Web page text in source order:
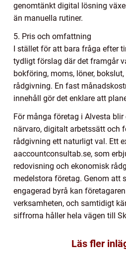
genomtänkt digital lösning
än manuella rutiner.
5. Pris och omfattning
I stället för att bara fråga efter
tydligt förslag där det framgår
bokföring, moms, löner,
rådgivning. En fast
innehåll gör det enklare att
För många företag i Alvesta blir
närvaro, digitalt arbetssätt och
rådgivning ett naturligt val. Ett
aaccountconsultab.se, som
redovisning och ekonomisk
medelstora företag. Genom att
engagerad byrå kan
verksamheten, och samtidigt
siffrorna håller hela vägen till
Läs fler